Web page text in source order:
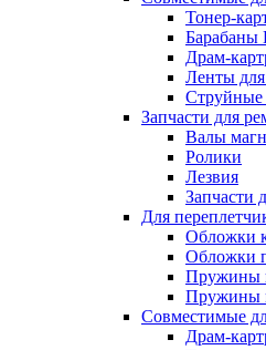
Тонер-
Барабаны
Драм-
Ленты для
Струйные
Запчасти для
Валы
Ролики
Лезвия
Запчасти
Для
Обложки
Обложки
Пружины
Пружины
Совместимые
Драм-